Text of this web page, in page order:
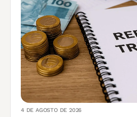
4 DE AGOSTO DE 2026